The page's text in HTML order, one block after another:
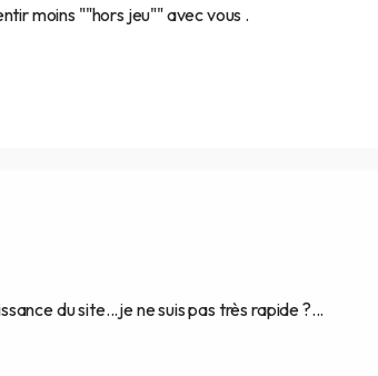
moins ""hors jeu"" avec vous .
du site...je ne suis pas très rapide ?...